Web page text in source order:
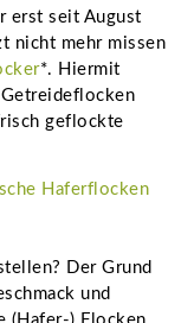
erst seit August
nicht mehr missen
*. Hiermit
geflockte
Der Grund
und